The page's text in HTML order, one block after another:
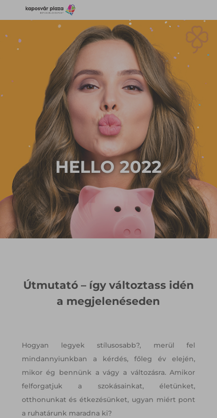
HELLO 2022
Útmutató – így változtass idén
a megjelenéseden
Hogyan legyek stílusosabb?, merül fel
mindannyiunkban a kérdés, főleg év elején,
mikor ég bennünk a vágy a változásra. Amikor
felforgatjuk a szokásainkat, életünket,
otthonunkat és étkezésünket, ugyan miért pont
a ruhatárunk maradna ki?